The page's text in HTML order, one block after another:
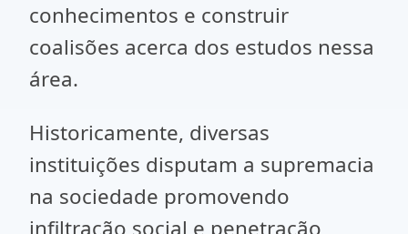
conhecimentos e construir
coalisões acerca dos estudos nessa
área.
Historicamente, diversas
instituições disputam a supremacia
na sociedade promovendo
infiltração social e penetração